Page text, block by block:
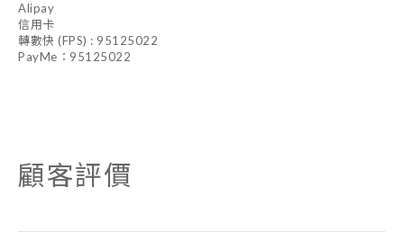
Alipay
信用卡
轉數快 (FPS) : 95125022
PayMe：95125022
顧客評價